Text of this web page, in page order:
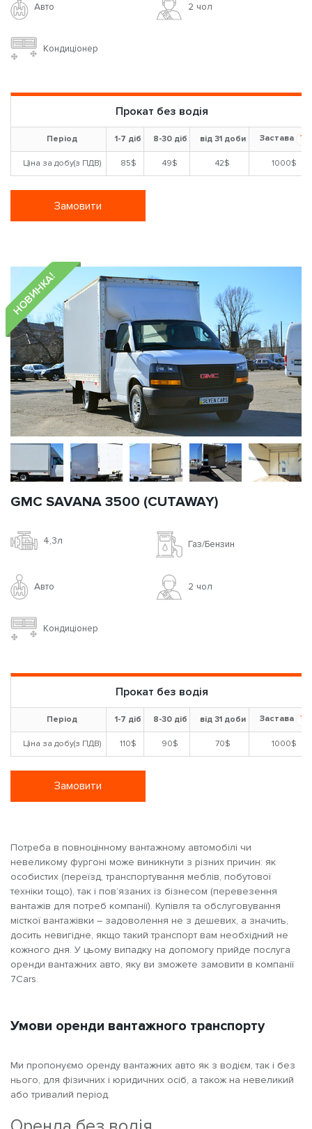
Авто 2 чoл
Кондиціонер
Прокат без водія
Період 1-7 діб 8-30 діб від 31 доби Застава ?
Ціна за добу(з ПДВ) 85$ 49$ 42$ 1000$
Замовити
НОВИНКА!
GMC SAVANA 3500 (CUTAWAY)
4,3л Газ/Бензин
Авто 2 чoл
Кондиціонер
Прокат без водія
Період 1-7 діб 8-30 діб від 31 доби Застава ?
Ціна за добу(з ПДВ) 110$ 90$ 70$ 1000$
Замовити
Потреба в повноцінному вантажному автомобілі чи
невеликому фургоні може виникнути з різних причин: як
особистих (переїзд, транспортування меблів, побутової
техніки тощо), так і пов’язаних із бізнесом (перевезення
вантажів для потреб компанії). Купівля та обслуговування
місткої вантажівки – задоволення не з дешевих, а значить,
досить невигідне, якщо такий транспорт вам необхідний не
кожного дня. У цьому випадку на допомогу прийде послуга
оренди вантажних авто, яку ви зможете замовити в компанії
7Cars.
Умови оренди вантажного транспорту
Ми пропонуємо оренду вантажних авто як з водієм, так і без
нього, для фізичних і юридичних осіб, а також на невеликий
або тривалий період.